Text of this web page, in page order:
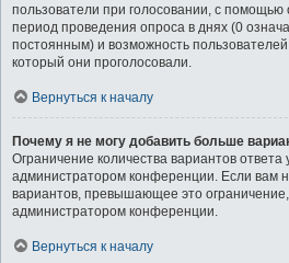
пользователи при голосовании, с
период проведения опроса в днях (0
постоянным) и возможность
который они проголосовали.
Вернуться к началу
Почему я не могу добавить больше
Ограничение количества вариантов ответа
администратором конференции. Если вам
вариантов, превышающее это ограничение,
администратором конференции.
Вернуться к началу